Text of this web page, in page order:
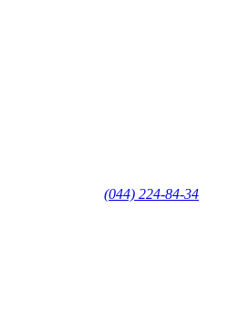
(044) 224-84-34